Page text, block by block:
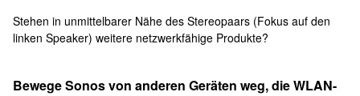
Stehen in unmittelbarer Nähe des Stereopaars (Fokus auf den
linken Speaker) weitere netzwerkfähige Produkte?
Bewege Sonos von anderen Geräten weg, die WLAN-